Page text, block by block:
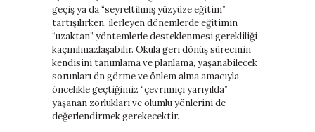
geçiş ya da “seyreltilmiş yüzyüze eğitim”
tartışılırken, ilerleyen dönemlerde eğitimin
“uzaktan” yöntemlerle desteklenmesi gerekliliği
kaçınılmazlaşabilir. Okula geri dönüş sürecinin
kendisini tanımlama ve planlama, yaşanabilecek
sorunları ön görme ve önlem alma amacıyla,
öncelikle geçtiğimiz “çevrimiçi yarıyılda”
yaşanan zorlukları ve olumlu yönlerini de
değerlendirmek gerekecektir.